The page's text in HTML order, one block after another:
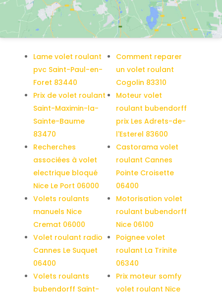
Lame volet roulant
pvc Saint-Paul-en-
Foret 83440
Prix de volet roulant
Saint-Maximin-la-
Sainte-Baume
83470
Recherches
associées à volet
electrique bloqué
Nice Le Port 06000
Volets roulants
manuels Nice
Cremat 06000
Volet roulant radio
Cannes Le Suquet
06400
Volets roulants
bubendorff Saint-
Comment reparer
un volet roulant
Cogolin 83310
Moteur volet
roulant bubendorff
prix Les Adrets-de-
l'Esterel 83600
Castorama volet
roulant Cannes
Pointe Croisette
06400
Motorisation volet
roulant bubendorff
Nice 06100
Poignee volet
roulant La Trinite
06340
Prix moteur somfy
volet roulant Nice